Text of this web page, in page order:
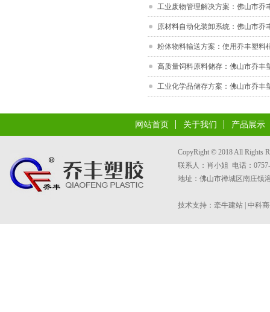
工业废物管理解决方案：佛山市乔
原材料自动化装卸系统：佛山市乔
粉体物料输送方案：使用乔丰塑料
高质量饲料原料储存：佛山市乔丰
工业化学品储存方案：佛山市乔丰
网站首页 关于我们 产品展示
CopyRight © 2018 All Rights
联系人：肖小姐 电话：
地址：佛山市禅城区南庄镇
技术支持： 牵牛建站 中科